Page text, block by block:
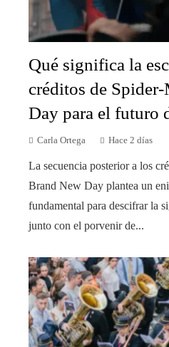
Qué significa la
créditos de
Day para el futuro
Carla Ortega Hace 2 días
La secuencia posterior a los
Brand New Day plantea un
fundamental para descifrar la
junto con el porvenir de...